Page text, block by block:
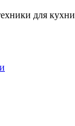
для кухни